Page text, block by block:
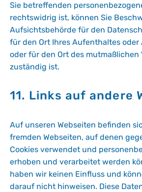
Sie betreffenden
rechtswidrig ist, können Sie
Aufsichtsbehörde für den
für den Ort Ihres Aufenthaltes oder
oder für den Ort des mutmaßlichen
zuständig ist.
11. Links auf andere
Auf unseren Webseiten befinden
fremden Webseiten, auf denen
Cookies verwendet und
erhoben und verarbeitet werden
haben wir keinen Einfluss und
darauf nicht hinweisen. Diese